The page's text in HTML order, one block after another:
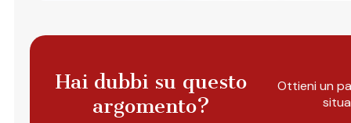
Hai dubbi su questo
argomento?
Ottieni un